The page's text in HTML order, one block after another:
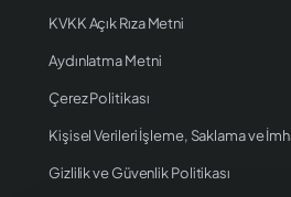
KVKK Açık Rıza Metni
Aydınlatma Metni
Çerez Politikası
Gizlilik ve Güvenlik Politikası